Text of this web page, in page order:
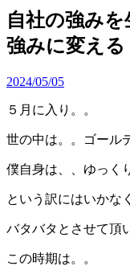
自社の強み
強みに変える
2024/05/05
５月に入り。。
世の中は。。ゴール
僕自身は、、ゆっく
という訳にはいかな
バタバタとさせて頂
この時期は。。